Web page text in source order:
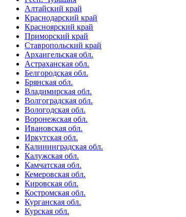
Алтайский край
Краснодарский край
Красноярский край
Приморский край
Ставропольский край
Архангельская обл.
Астраханская обл.
Белгородская обл.
Брянская обл.
Владимирская обл.
Волгоградская обл.
Вологодская обл.
Воронежская обл.
Ивановская обл.
Иркутская обл.
Калининградская обл.
Калужская обл.
Камчатская обл.
Кемеровская обл.
Кировская обл.
Костромская обл.
Курганская обл.
Курская обл.